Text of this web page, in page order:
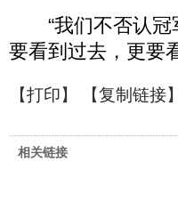
“我们不否认冠
要看到过去，更要
【打印】 【复制链接
相关链接